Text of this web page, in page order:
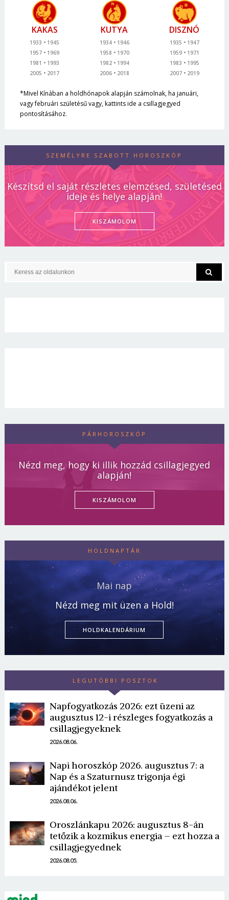
KAKAS
1933
1945
1957
1969
1981
1993
2005
2017
KUTYA
1934
1946
1958
1970
1982
1994
2006
2018
DISZNÓ
1935
1947
1959
1971
1983
1995
2007
2019
*Mivel Kínában a holdhónapok alapján számolnak, ha januári,
vagy februári születésű vagy, kattints ide a csillagjegyed
pontosításához.
SZEMÉLYRE SZABOTT HOROSZKÓP
Készítsd el saját részletes elemzésed, születésed
ideje és helye alapján!
KISZÁMOLOM
PÁRHOROSZKÓP
Nézd meg, hogy ki illik hozzád csillagjegyed
alapján!
KISZÁMOLOM
HOLDNAPTÁR
Mai nap
Nézd meg mit üzen a Hold!
HOLDKALENDÁRIUM
LEGUTÓBBI POSZTOK
Napfogyatkozás 2026: ezt üzeni az
augusztus 12-i részleges fogyatkozás a
csillagjegyeknek
2026.08.06.
Napi horoszkóp 2026. augusztus 7: a
Nap és a Szaturnusz trigonja égi
ajándékot jelent
2026.08.06.
Oroszlánkapu 2026: augusztus 8-án
tetőzik a kozmikus energia – ezt hozza a
csillagjegyednek
2026.08.05.
Borsonline bejelentkezés
E-mail cím vagy felhasználónév
Jelszó